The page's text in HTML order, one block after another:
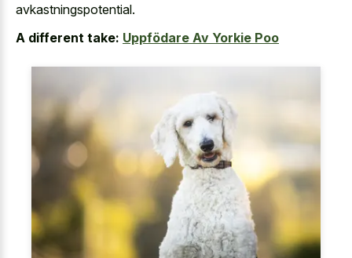
avkastningspotential.
A different take: Uppfödare Av Yorkie Poo